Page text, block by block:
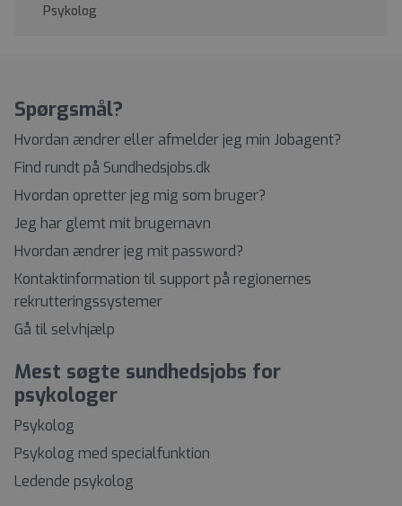
Psykolog
Spørgsmål?
Hvordan ændrer eller afmelder jeg min Jobagent?
Find rundt på Sundhedsjobs.dk
Hvordan opretter jeg mig som bruger?
Jeg har glemt mit brugernavn
Hvordan ændrer jeg mit password?
Kontaktinformation til support på regionernes
rekrutteringssystemer
Gå til selvhjælp
Mest søgte sundhedsjobs for
psykologer
Psykolog
Psykolog med specialfunktion
Ledende psykolog